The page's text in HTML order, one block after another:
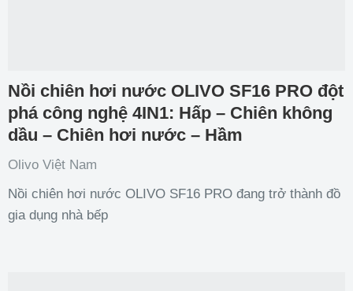
Nồi chiên hơi nước OLIVO SF16 PRO đột
phá công nghệ 4IN1: Hấp – Chiên không
dầu – Chiên hơi nước – Hầm
Olivo Việt Nam
Nồi chiên hơi nước OLIVO SF16 PRO đang trở thành đồ
gia dụng nhà bếp